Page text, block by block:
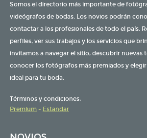
Somos el directorio más importante de
videógrafos de bodas. Los novios podrán
contactar a los profesionales de todo el país.
perfiles, ver sus trabajos y los servicios que
invitamos a navegar el sitio, descubrir nuevas
conocer los fotógrafos más premiados y
ideal para tu boda.
Términos y condiciones:
Premium - Estandar